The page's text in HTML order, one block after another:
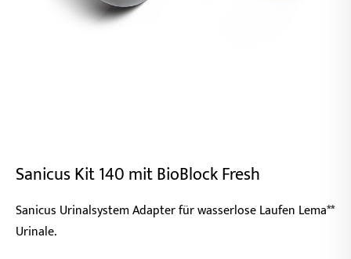
Sanicus Kit 140 mit BioBlock Fresh
Sanicus Urinalsystem Adapter für wasserlose Laufen Lema**
Urinale.